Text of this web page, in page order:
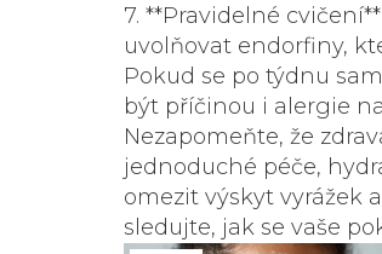
7. **Pravidelné
uvolňovat endorfiny,
Pokud se po týdnu
být příčinou i alergie
Nezapomeňte, že
jednoduché péče,
omezit výskyt vyrážek
sledujte, jak se vaše